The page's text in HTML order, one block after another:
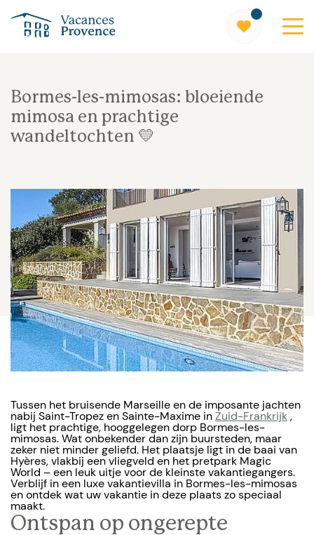
Bormes-les-mimosas: bloeiende
mimosa en prachtige
wandeltochten 💛
Tussen het bruisende Marseille en de imposante jachten
nabij Saint-Tropez en Sainte-Maxime inZuid-Frankrijk,
ligt het prachtige, hooggelegen dorp Bormes-les-
mimosas. Wat onbekender dan zijn buursteden, maar
zeker niet minder geliefd. Het plaatsje ligt in de baai van
Hyères, vlakbij een vliegveld en het pretpark Magic
World – een leuk uitje voor de kleinste vakantiegangers.
Verblijf in een luxe vakantievilla in Bormes-les-mimosas
en ontdek wat uw vakantie in deze plaats zo speciaal
maakt.
Ontspan op ongerepte